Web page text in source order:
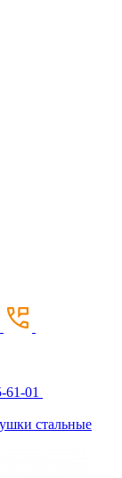
61-01
стальные